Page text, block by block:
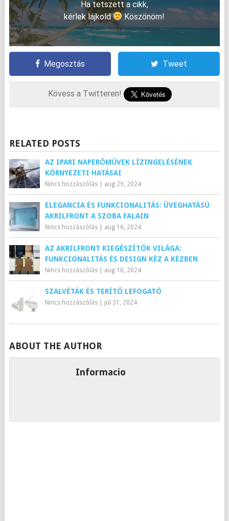
Ha tetszett a cikk,
kérlek lájkold
Köszönöm!
Megosztás Tweet
Kövess a Twitteren!
RELATED POSTS
AZ IPARI NAPERŐMŰVEK LÍZINGELÉSÉNEK
KÖRNYEZETI HATÁSAI
Nincs hozzászólás| aug 29, 2024
ELEGANCIA ÉS FUNKCIONALITÁS: ÜVEGHATÁSÚ
AKRILFRONT A SZOBA FALAIN
Nincs hozzászólás| aug 16, 2024
AZ AKRILFRONT KIEGÉSZÍTŐK VILÁGA:
FUNKCIONALITÁS ÉS DESIGN KÉZ A KÉZBEN
Nincs hozzászólás| aug 16, 2024
SZALVÉTÁK ÉS TERÍTŐ LEFOGATÓ
Nincs hozzászólás| júl 31, 2024
ABOUT THE AUTHOR
Informacio